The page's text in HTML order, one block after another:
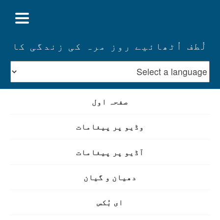
لُطف اُٹھائیے روز مرہ کی زندگی کا
صفحہ اول
وڈیو پر پیغامات
آڈیو پر پیغامات
دھیان و گیان
ای بُکس